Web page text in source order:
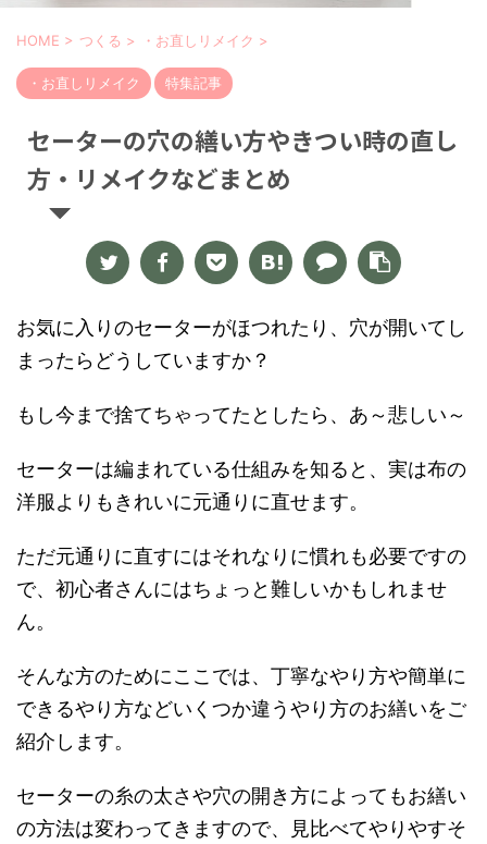
HOME > つくる > ・お直しリメイク >
・お直しリメイク 特集記事
セーターの穴の繕い方やきつい時の直し
方・リメイクなどまとめ
お気に入りのセーターがほつれたり、穴が開いてし
まったらどうしていますか？
もし今まで捨てちゃってたとしたら、あ～悲しい～
セーターは編まれている仕組みを知ると、実は布の
洋服よりもきれいに元通りに直せます。
ただ元通りに直すにはそれなりに慣れも必要ですの
で、初心者さんにはちょっと難しいかもしれませ
ん。
そんな方のためにここでは、丁寧なやり方や簡単に
できるやり方などいくつか違うやり方のお繕いをご
紹介します。
セーターの糸の太さや穴の開き方によってもお繕い
の方法は変わってきますので、見比べてやりやすそ